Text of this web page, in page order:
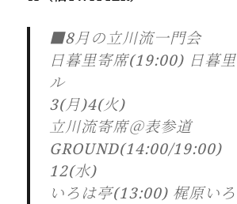
■8月の立川流一門会
日暮里寄席(19:00) 日暮
ル
3(月)4(火)
立川流寄席＠表参道
GROUND(14:00/19:00)
12(水)
いろは亭(13:00) 梶原い